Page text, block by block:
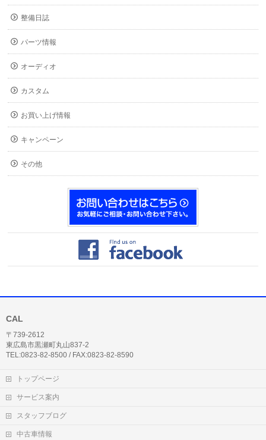
整備日誌
パーツ情報
オーディオ
カスタム
お買い上げ情報
キャンペーン
その他
CAL
〒739-2612
東広島市黒瀬町丸山837-2
TEL:0823-82-8500 / FAX:0823-82-8590
トップページ
サービス案内
スタッフブログ
中古車情報